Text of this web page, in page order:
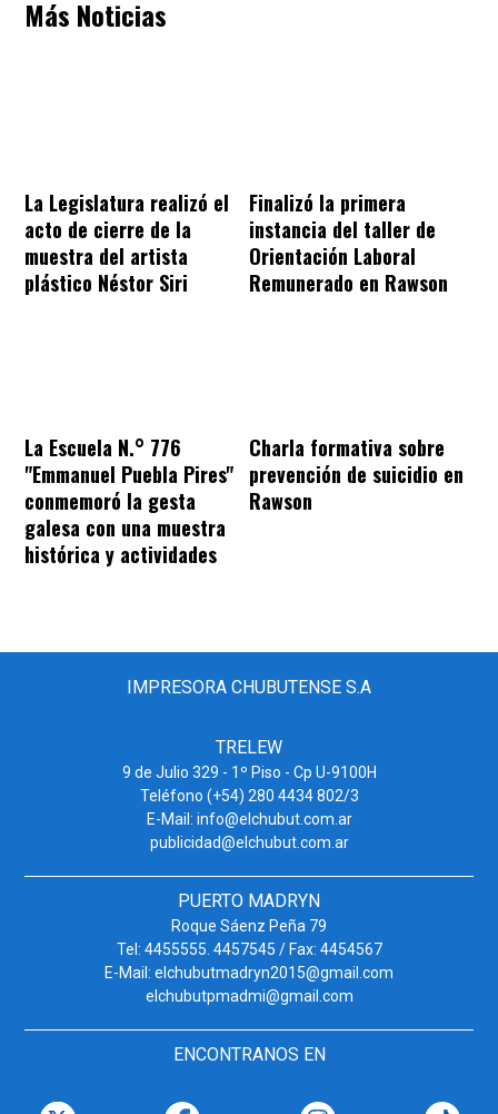
Más Noticias
La Legislatura realizó el
acto de cierre de la
muestra del artista
plástico Néstor Siri
Finalizó la primera
instancia del taller de
Orientación Laboral
Remunerado en Rawson
La Escuela N.° 776
"Emmanuel Puebla Pires"
conmemoró la gesta
galesa con una muestra
histórica y actividades
Charla formativa sobre
prevención de suicidio en
Rawson
IMPRESORA CHUBUTENSE S.A
TRELEW
9 de Julio 329 - 1º Piso - Cp U-9100H
Teléfono (+54) 280 4434 802/3
E-Mail: info@elchubut.com.ar
publicidad@elchubut.com.ar
PUERTO MADRYN
Roque Sáenz Peña 79
Tel: 4455555. 4457545 / Fax: 4454567
E-Mail: elchubutmadryn2015@gmail.com
elchubutpmadmi@gmail.com
ENCONTRANOS EN